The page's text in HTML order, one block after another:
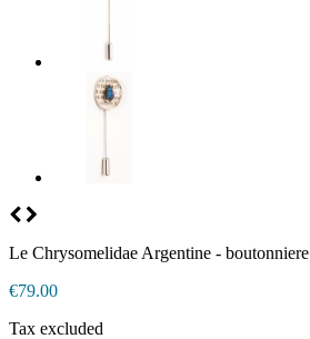
Le Chrysomelidae Argentine - boutonniere
€79.00
Tax excluded